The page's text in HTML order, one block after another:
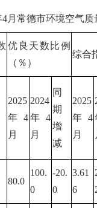
4月常德市环境空气质
优良天数比例
（％）
综合
2025
年4
月
2024
年4
月
同
期
增
减
2025
年4
月
80.0
100.
0
-20.
0
3.61
6